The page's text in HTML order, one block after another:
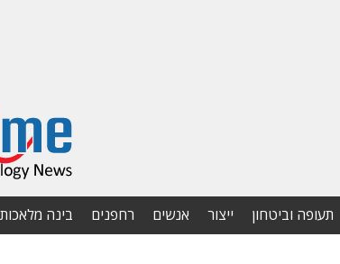
תעופה וביטחון ייצור אנשים רחפנים בינה